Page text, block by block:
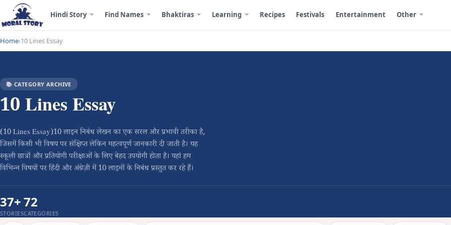
Hindi Story Find Names Bhaktiras Learning Recipes Festivals Entertainment Other
Home›10 Lines Essay
📚 CATEGORY ARCHIVE
10 Lines Essay
(10 Lines Essay)10 लाइन निबंध लेखन का एक सरल और प्रभावी तरीका है,
जिसमें किसी भी विषय पर संक्षिप्त लेकिन महत्वपूर्ण जानकारी दी जाती है। यह
स्कूली छात्रों और प्रतियोगी परीक्षाओं के लिए बेहद उपयोगी होता है। यहां हम
विभिन्न विषयों पर हिंदी और अंग्रेज़ी में 10 लाइनों के निबंध प्रस्तुत कर रहे हैं।
37+
STORIES
72
CATEGORIES